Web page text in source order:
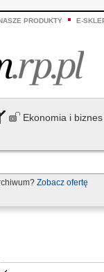
PRODUKTY E-
Ekonomia i biznes
Zobacz ofertę